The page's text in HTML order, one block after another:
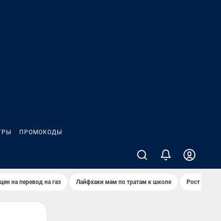
ПРОМОКОДЫ
на перевод на газ Лайфхаки мам по тратам к школе Рост цен на